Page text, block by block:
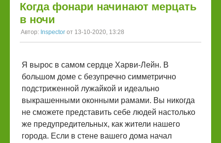
Когда фонари начинают мерцать
в ночи
Автор: Inspector от 13-10-2020, 13:28
Я вырос в самом сердце Харви-Лейн. В
большом доме с безупречно симметрично
подстриженной лужайкой и идеально
выкрашенными оконными рамами. Вы никогда
не сможете представить себе людей настолько
же предупредительных, как жители нашего
города. Если в стене вашего дома начал